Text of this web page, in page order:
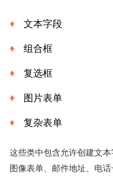
文本字段
组合框
复选框
图片表单
复杂表单
这些类中包含允许创建文本
图像表单、邮件地址、电话